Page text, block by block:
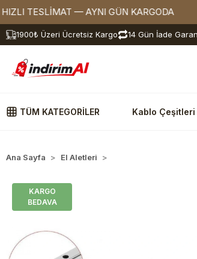
— AYNI GÜN KARGODA
1900₺ Üzeri Ücretsiz Kargo 14 Gün İade
TÜM KATEGORİLER Kablo Çeşitleri
Ana Sayfa El Aletleri
KARGO
BEDAVA